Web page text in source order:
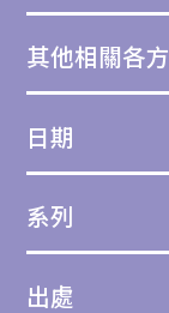
其他相關各方
日期
系列
出處